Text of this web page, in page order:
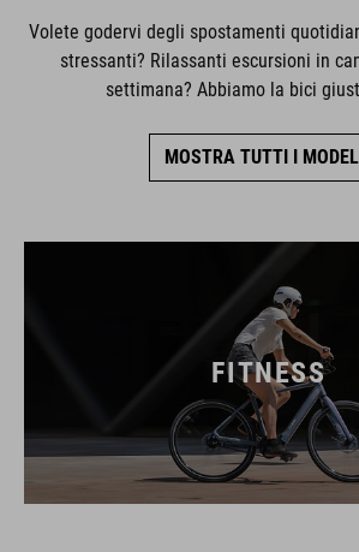
Volete godervi degli spostamenti
stressanti? Rilassanti escursioni in
settimana? Abbiamo la bici
MOSTRA TUTTI I
FITNESS